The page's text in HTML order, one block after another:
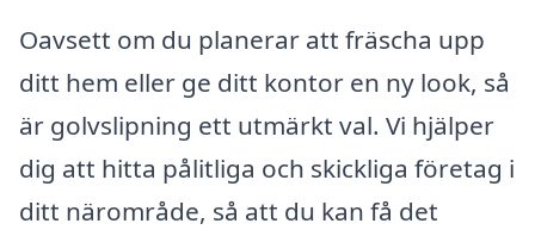
Oavsett om du planerar att fräscha upp
ditt hem eller ge ditt kontor en ny look, så
är golvslipning ett utmärkt val. Vi hjälper
dig att hitta pålitliga och skickliga företag i
ditt närområde, så att du kan få det